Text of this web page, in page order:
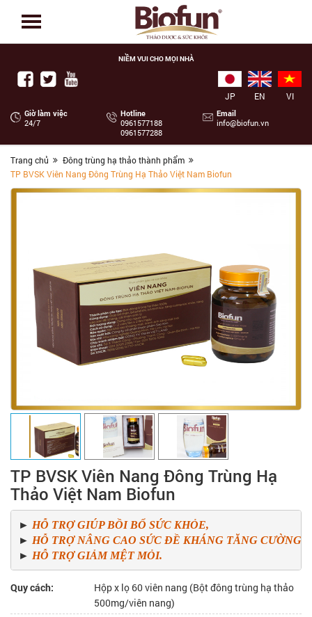
NIỀM VUI CHO MỌI NHÀ
VI
EN
JP
Giờ làm việc
24/7
Hotline
‭0961577188
0961577288
Email
info@biofun.vn
Trang chủ
Đông trùng hạ thảo thành phẩm
TP BVSK Viên Nang Đông Trùng Hạ Thảo Việt Nam Biofun
TP BVSK Viên Nang Đông Trùng Hạ
Thảo Việt Nam Biofun
► HỖ TRỢ GIÚP BỒI BỔ SỨC KHỎE,
►
► HỖ TRỢ GIẢM MỆT MỎI.
Quy cách:
Hộp x lọ 60 viên nang (Bột đông trùng hạ thảo
500mg/viên nang)